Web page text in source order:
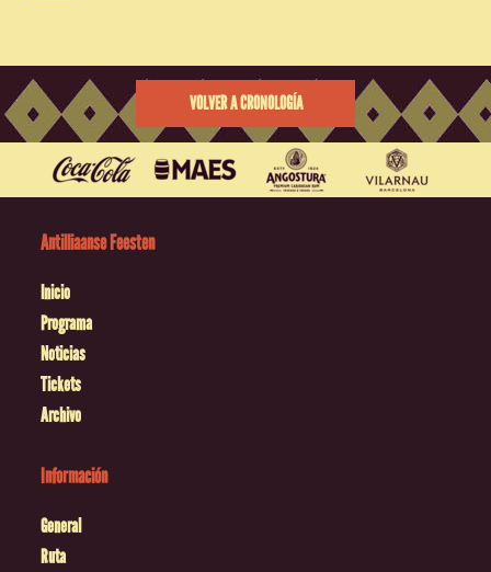
VOLVER A CRONOLOGÍA
Antilliaanse Feesten
Inicio
Programa
Noticias
Tickets
Archivo
Información
General
Ruta